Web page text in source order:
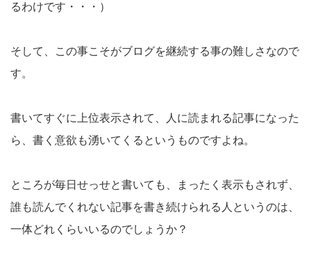
るわけです・・・）
そして、この事こそがブログを継続する事の難しさなので
す。
書いてすぐに上位表示されて、人に読まれる記事になった
ら、書く意欲も湧いてくるというものですよね。
ところが毎日せっせと書いても、まったく表示もされず、
誰も読んでくれない記事を書き続けられる人というのは、
一体どれくらいいるのでしょうか？